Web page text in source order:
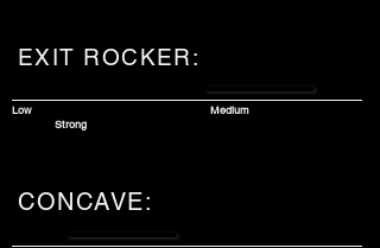
EXIT ROCKER:
Low
Medium
Strong
CONCAVE: